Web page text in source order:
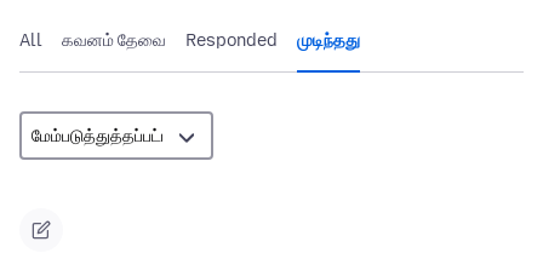
All கவனம் தேவை Responded முடிந்தது